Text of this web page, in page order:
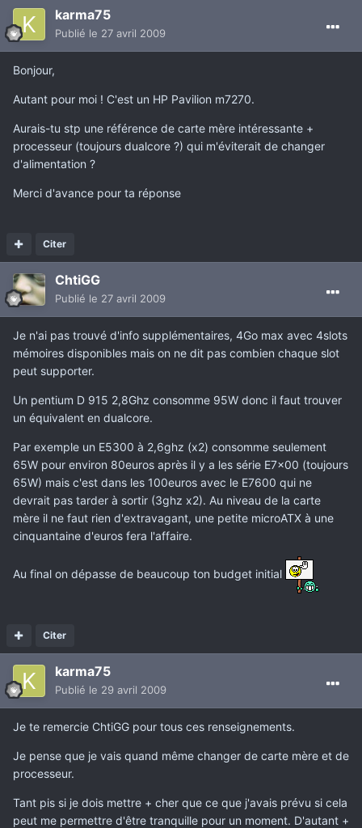
karma75
Publié le 27 avril 2009
Bonjour,
Autant pour moi ! C'est un HP Pavilion m7270.
Aurais-tu stp une référence de carte mère intéressante +
processeur (toujours dualcore ?) qui m'éviterait de changer
d'alimentation ?
Merci d'avance pour ta réponse
Citer
ChtiGG
Publié le 27 avril 2009
Je n'ai pas trouvé d'info supplémentaires, 4Go max avec 4slots
mémoires disponibles mais on ne dit pas combien chaque slot
peut supporter.
Un pentium D 915 2,8Ghz consomme 95W donc il faut trouver
un équivalent en dualcore.
Par exemple un E5300 à 2,6ghz (x2) consomme seulement
65W pour environ 80euros après il y a les série E7x00 (toujours
65W) mais c'est dans les 100euros avec le E7600 qui ne
devrait pas tarder à sortir (3ghz x2). Au niveau de la carte
mère il ne faut rien d'extravagant, une petite microATX à une
cinquantaine d'euros fera l'affaire.
Au final on dépasse de beaucoup ton budget initial
Citer
karma75
Publié le 29 avril 2009
Je te remercie ChtiGG pour tous ces renseignements.
Je pense que je vais quand même changer de carte mère et de
processeur.
Tant pis si je dois mettre + cher que ce que j'avais prévu si cela
peut me permettre d'être tranquille pour un moment. D'autant +